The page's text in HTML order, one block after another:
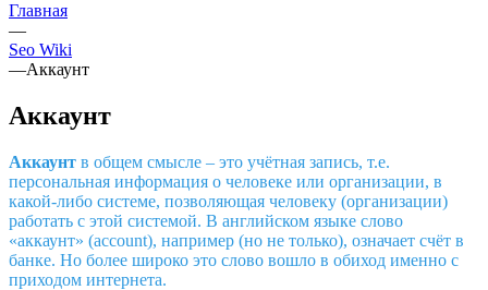
Главная
—
Seo Wiki
—Аккаунт
Аккаунт
Аккаунт в общем смысле – это учётная запись, т.е.
персональная информация о человеке или организации, в
какой-либо системе, позволяющая человеку (организации)
работать с этой системой. В английском языке слово
«аккаунт» (account), например (но не только), означает счёт в
банке. Но более широко это слово вошло в обиход именно с
приходом интернета.